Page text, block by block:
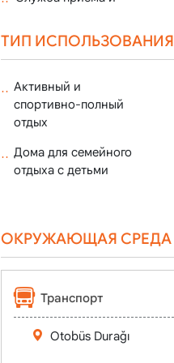
ТИП ИСПОЛЬЗОВАНИЯ
Активный и
спортивно-полный
отдых
Дома для семейного
отдыха с детьми
ОКРУЖАЮЩАЯ СРЕДА
Транспорт
Otobüs Durağı